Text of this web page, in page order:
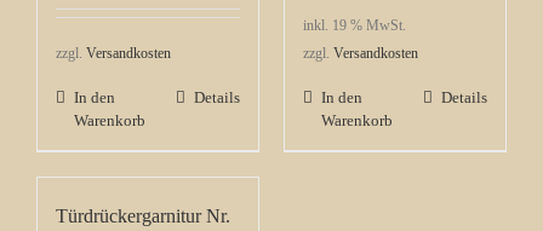
zzgl. Versandkosten
In den
Warenkorb
Details
inkl. 19 % MwSt.
zzgl. Versandkosten
In den
Warenkorb
Details
Türdrückergarnitur Nr.